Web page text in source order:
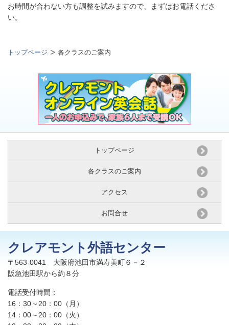
お時間が合わない方も調整を試みますので、まずはお電話くださ
い。
トップページ 各クラスのご案内
トップページ
各クラスのご案内
アクセス
お問合せ
クレアモント外語センター
〒563-0041 大阪府池田市満寿美町６－２
阪急池田駅から約８分
電話受付時間：
16：30～20：00（月）
14：00～20：00（火）